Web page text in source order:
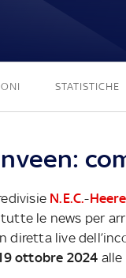
STATISTICHE
N.E.C.-
le news per
live
ottobre 2024